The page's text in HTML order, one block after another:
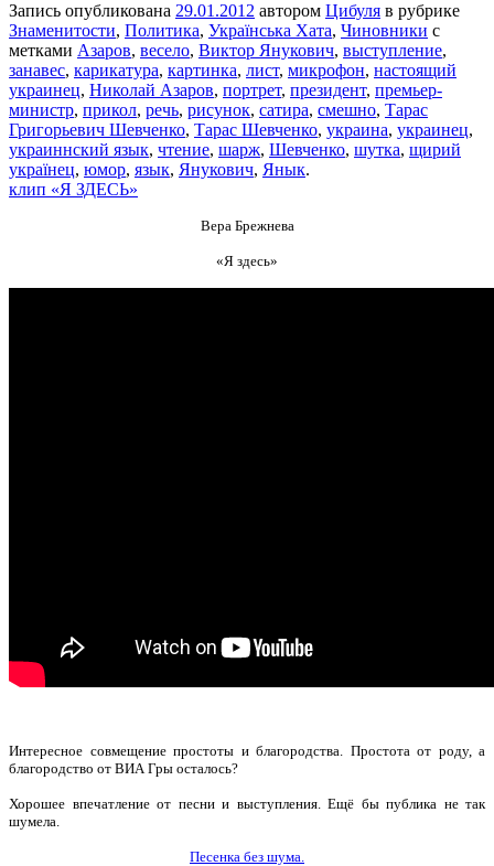
Запись опубликована 29.01.2012 автором Цибуля в рубрике
Знаменитости, Политика, Українська Хата, Чиновники с
метками Азаров, весело, Виктор Янукович, выступление,
занавес, карикатура, картинка, лист, микрофон, настоящий
украинец, Николай Азаров, портрет, президент, премьер-
министр, прикол, речь, рисунок, сатира, смешно, Тарас
Григорьевич Шевченко, Тарас Шевченко, украина, украинец,
украиннский язык, чтение, шарж, Шевченко, шутка, щирий
українец, юмор, язык, Янукович, Янык.
клип «Я ЗДЕСЬ»
Вера Брежнева
«Я здесь»
Интересное совмещение простоты и благородства. Простота от роду, а
благородство от ВИА Гры осталось?
Хорошее впечатление от песни и выступления. Ещё бы публика не так
шумела.
Песенка без шума.